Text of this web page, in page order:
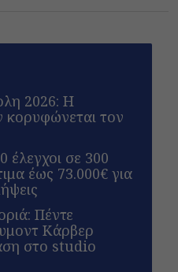
2026: Η
κορυφώνεται τον
έλεγχοι σε 300
έως 73.000€ για
Πέντε
Κάρβερ
στο studio